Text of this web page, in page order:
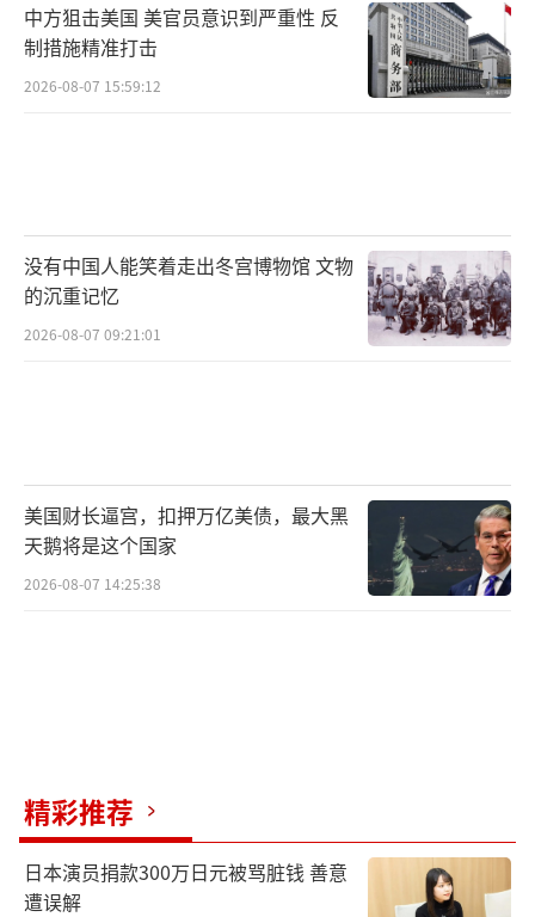
中方狙击美国 美官员意识到严重性 反
制措施精准打击
2026-08-07 15:59:12
没有中国人能笑着走出冬宫博物馆 文物
的沉重记忆
2026-08-07 09:21:01
美国财长逼宫，扣押万亿美债，最大黑
天鹅将是这个国家
2026-08-07 14:25:38
精彩推荐
日本演员捐款300万日元被骂脏钱 善意
遭误解